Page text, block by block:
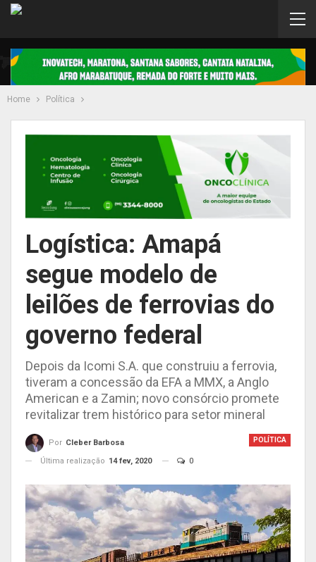
Home Política
Logística: Amapá
segue modelo de
leilões de ferrovias do
governo federal
Depois da Icomi S.A. que construiu a ferrovia,
tiveram a concessão da EFA a MMX, a Anglo
American e a Zamin; novo consórcio promete
revitalizar trem histórico para setor mineral
POLÍTICA
Por Cleber Barbosa
Última realização 14 fev, 2020 0